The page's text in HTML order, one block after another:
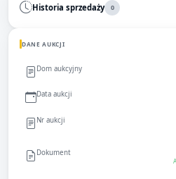
Historia sprzedaży 0
DANE AUKCJI
Dom aukcyjny
Data aukcji
Nr aukcji
Dokument